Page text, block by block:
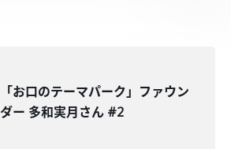
「お口のテーマパーク」ファウン
ダー 多和実月さん #2